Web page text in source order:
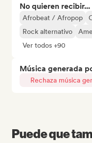
No quieren recibir...
Afrobeat / Afropop
Rock alternativo
Ver todos +90
Música generada
Rechaza música
Puede que